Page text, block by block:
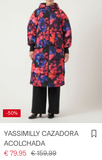
-50%
YASSIMILLY CAZADORA
ACOLCHADA
€ 79,95 € 159,99